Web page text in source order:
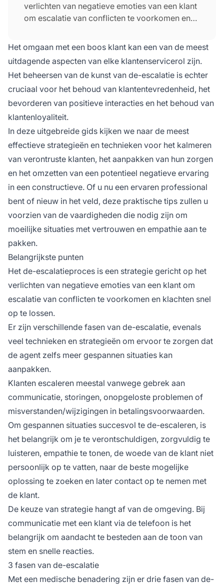
verlichten van negatieve emoties van een klant
om escalatie van conflicten te voorkomen en
technieken zijn actief luisteren, empathie tonen,
kalm blijven en oplossingen aanbieden. Het
begrijpen van veelvoorkomende
escalatietriggers zoals miscommunicatie en
onopgeloste problemen kan helpen bij het
defuseren van spanningen.
Het omgaan met een boos klant kan een van de meest
uitdagende aspecten van elke klantenservicerol zijn.
Het beheersen van de kunst van de-escalatie is echter
cruciaal voor het behoud van klantentevredenheid, het
bevorderen van positieve interacties en het behoud van
klantenloyaliteit.
In deze uitgebreide gids kijken we naar de meest
effectieve strategieën en technieken voor het kalmeren
van verontruste klanten, het aanpakken van hun zorgen
en het omzetten van een potentieel negatieve ervaring
in een constructieve. Of u nu een ervaren professional
bent of nieuw in het veld, deze praktische tips zullen u
voorzien van de vaardigheden die nodig zijn om
moeilijke situaties met vertrouwen en empathie aan te
pakken.
Belangrijkste punten
Het de-escalatieproces is een strategie gericht op het
verlichten van negatieve emoties van een klant om
escalatie van conflicten te voorkomen en klachten snel
op te lossen.
Er zijn verschillende fasen van de-escalatie, evenals
veel technieken en strategieën om ervoor te zorgen dat
de agent zelfs meer gespannen situaties kan
aanpakken.
Klanten escaleren meestal vanwege gebrek aan
communicatie, storingen, onopgeloste problemen of
misverstanden/wijzigingen in betalingsvoorwaarden.
Om gespannen situaties succesvol te de-escaleren, is
het belangrijk om je te verontschuldigen, zorgvuldig te
luisteren, empathie te tonen, de woede van de klant niet
persoonlijk op te vatten, naar de beste mogelijke
oplossing te zoeken en later contact op te nemen met
de klant.
De keuze van strategie hangt af van de omgeving. Bij
communicatie met een klant via de telefoon is het
belangrijk om aandacht te besteden aan de toon van
stem en snelle reacties.
3 fasen van de-escalatie
Met een medische benadering zijn er drie fasen van de-